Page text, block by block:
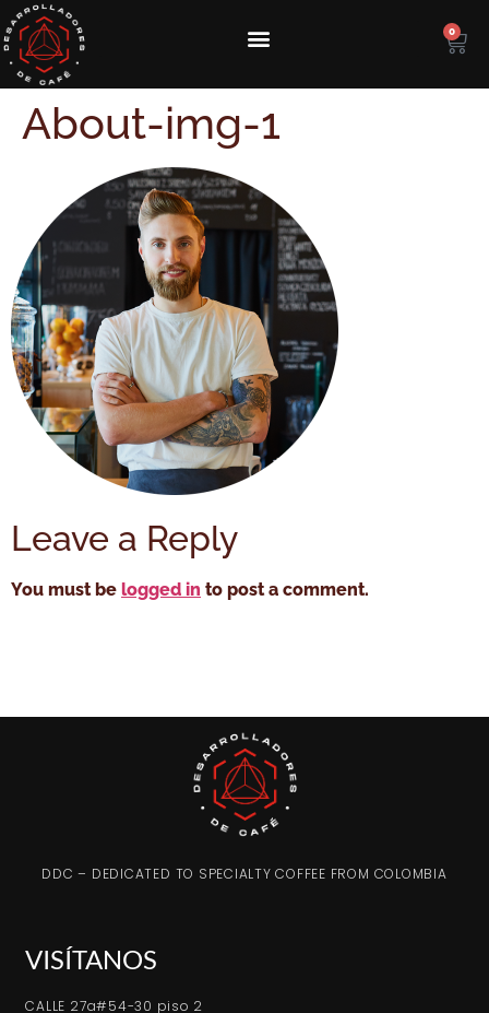
0
About-img-1
Leave a Reply
You must be logged in to post a comment.
DDC – DEDICATED TO SPECIALTY COFFEE FROM COLOMBIA
VISÍTANOS
CALLE 27a#54-30 piso 2